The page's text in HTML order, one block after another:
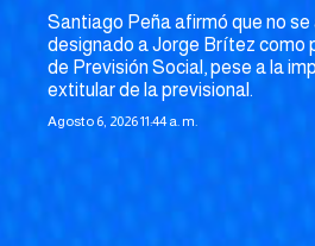
Santiago Peña afirmó que no
designado a Jorge Brítez como
de Previsión Social, pese a la
extitular de la previsional.
Agosto 6, 2026 11:44 a. m.